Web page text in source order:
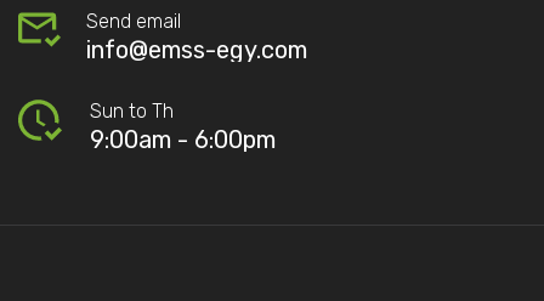
Send email
info@emss-egy.com
Sun to Th
9:00am - 6:00pm